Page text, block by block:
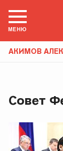
МЕНЮ
АКИМОВ
Совет